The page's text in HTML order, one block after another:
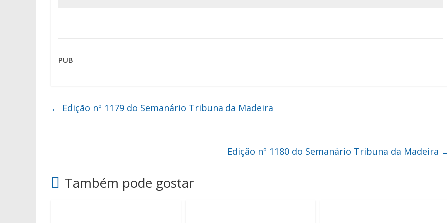
PUB
← Edição nº 1179 do Semanário Tribuna da Madeira
Edição nº 1180 do Semanário Tribuna da Madeira
Também pode gostar